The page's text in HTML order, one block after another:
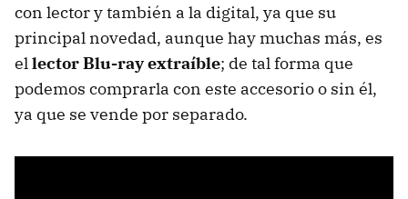
con lector y también a la digital, ya que su
principal novedad, aunque hay muchas más, es
ellector Blu-ray extraíble; de tal forma que
podemos comprarla con este accesorio o sin él,
ya que se vende por separado.